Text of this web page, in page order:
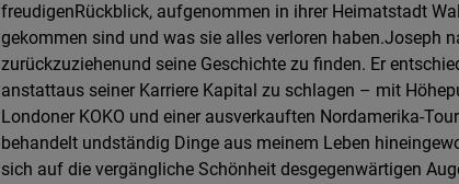
freudigenRückblick, aufgenommen in ihrer Heimatstadt
gekommen sind und was sie alles verloren haben.Joseph
zurückzuziehenund seine Geschichte zu finden. Er
anstattaus seiner Karriere Kapital zu schlagen – mit
Londoner KOKO und einer ausverkauften Nordamerika-
behandelt undständig Dinge aus meinem Leben
sich auf die vergängliche Schönheit desgegenwärtigen